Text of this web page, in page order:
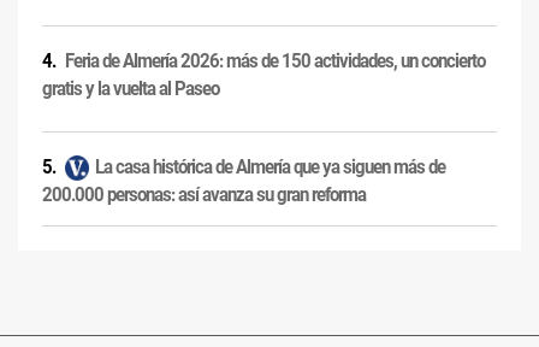
Feria de Almería 2026: más de 150 actividades, un concierto
gratis y la vuelta al Paseo
La casa histórica de Almería que ya siguen más de
200.000 personas: así avanza su gran reforma